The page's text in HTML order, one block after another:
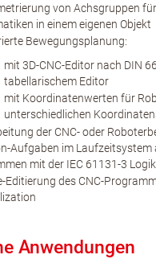
von Achsgruppen
in einem eigenen Objekt
Bewegungsplanung:
mit 3D-CNC-Editor nach DIN
tabellarischem Editor
mit Koordinatenwerten für
unterschiedlichen
der CNC- oder
Aufgaben im Laufzeitsystem
mit der IEC 61131-3
Editierung des CNC-
Anwendungen